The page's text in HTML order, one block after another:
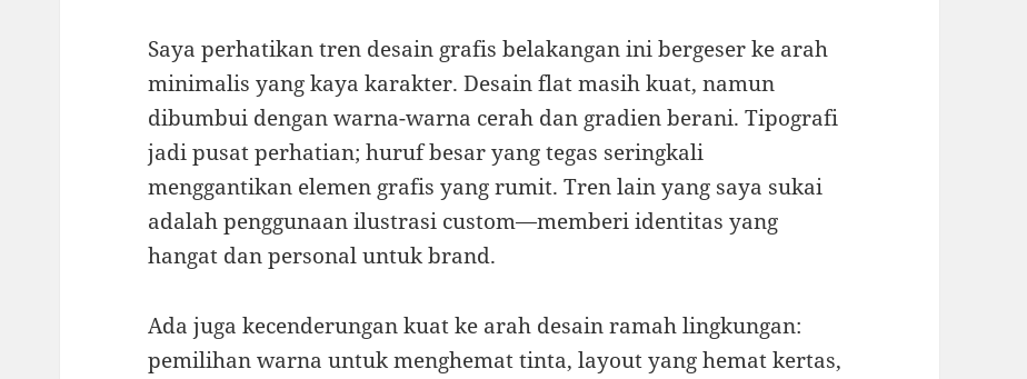
Saya perhatikan tren desain grafis belakangan ini bergeser ke arah
minimalis yang kaya karakter. Desain flat masih kuat, namun
dibumbui dengan warna-warna cerah dan gradien berani. Tipografi
jadi pusat perhatian; huruf besar yang tegas seringkali
menggantikan elemen grafis yang rumit. Tren lain yang saya sukai
adalah penggunaan ilustrasi custom—memberi identitas yang
hangat dan personal untuk brand.
Ada juga kecenderungan kuat ke arah desain ramah lingkungan:
pemilihan warna untuk menghemat tinta, layout yang hemat kertas,